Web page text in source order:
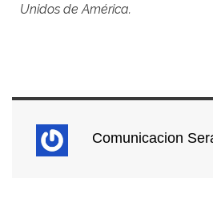
Unidos de América.
Comunicacion